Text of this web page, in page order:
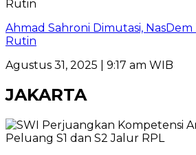
Ahmad Sahroni Dimutasi, NasDem
Rutin
Agustus 31, 2025 | 9:17 am WIB
JAKARTA